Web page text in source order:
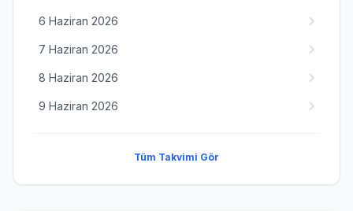
6 Haziran 2026
7 Haziran 2026
8 Haziran 2026
9 Haziran 2026
Tüm Takvimi Gör